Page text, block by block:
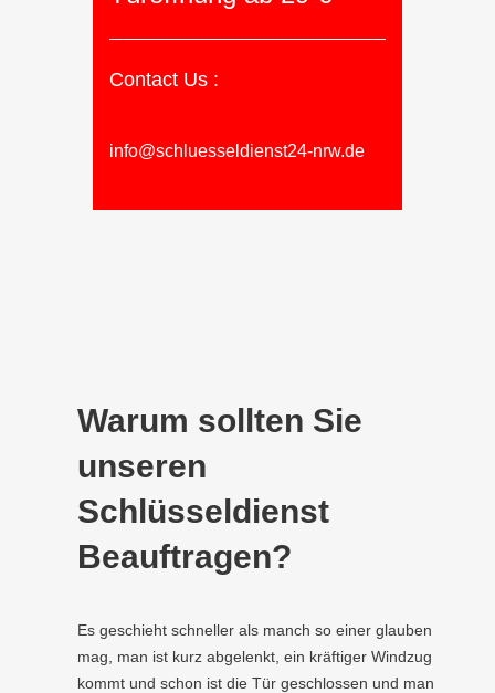
Contact Us :
info@schluesseldienst24-nrw.de
Warum sollten Sie
unseren
Schlüsseldienst
Beauftragen?
Es geschieht schneller als manch so einer glauben
mag, man ist kurz abgelenkt, ein kräftiger Windzug
kommt und schon ist die Tür geschlossen und man